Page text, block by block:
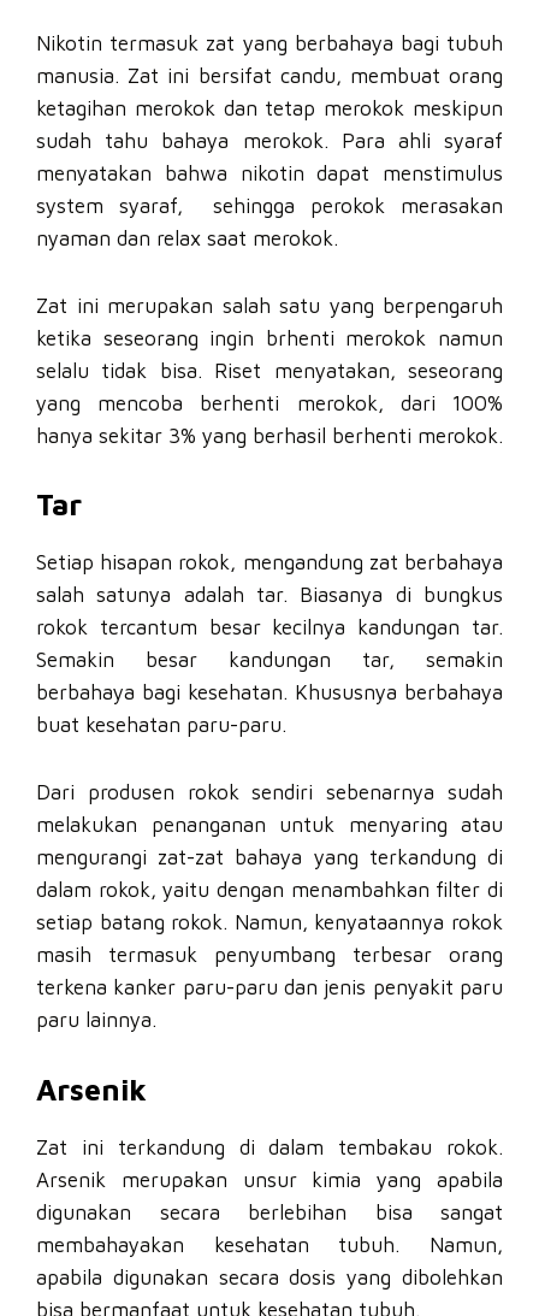
Nikotin termasuk zat yang berbahaya bagi tubuh
manusia. Zat ini bersifat candu, membuat orang
ketagihan merokok dan tetap merokok meskipun
sudah tahu bahaya merokok. Para ahli syaraf
menyatakan bahwa nikotin dapat menstimulus
system syaraf, sehingga perokok merasakan
nyaman dan relax saat merokok.
Zat ini merupakan salah satu yang berpengaruh
ketika seseorang ingin brhenti merokok namun
selalu tidak bisa. Riset menyatakan, seseorang
yang mencoba berhenti merokok, dari 100%
hanya sekitar 3% yang berhasil berhenti merokok.
Tar
Setiap hisapan rokok, mengandung zat berbahaya
salah satunya adalah tar. Biasanya di bungkus
rokok tercantum besar kecilnya kandungan tar.
Semakin besar kandungan tar, semakin
berbahaya bagi kesehatan. Khususnya berbahaya
buat kesehatan paru-paru.
Dari produsen rokok sendiri sebenarnya sudah
melakukan penanganan untuk menyaring atau
mengurangi zat-zat bahaya yang terkandung di
dalam rokok, yaitu dengan menambahkan filter di
setiap batang rokok. Namun, kenyataannya rokok
masih termasuk penyumbang terbesar orang
terkena kanker paru-paru dan jenis penyakit paru
paru lainnya.
Arsenik
Zat ini terkandung di dalam tembakau rokok.
Arsenik merupakan unsur kimia yang apabila
digunakan secara berlebihan bisa sangat
membahayakan kesehatan tubuh. Namun,
apabila digunakan secara dosis yang dibolehkan
bisa bermanfaat untuk kesehatan tubuh.